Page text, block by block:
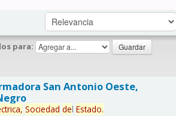
para:
San Antonio Oeste,
Sociedad del Estado.